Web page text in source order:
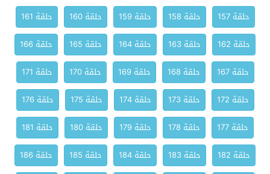
حلقة 157 حلقة 158 حلقة 159 حلقة 160
حلقة 161
حلقة 162
حلقة 163 حلقة 164 حلقة 165
حلقة 166
حلقة 167
حلقة 168 حلقة 169 حلقة 170
حلقة 171
حلقة 172
حلقة 173 حلقة 174 حلقة 175
حلقة 176
حلقة 177
حلقة 178 حلقة 179 حلقة 180
حلقة 181
حلقة 182
حلقة 183 حلقة 184 حلقة 185
حلقة 186